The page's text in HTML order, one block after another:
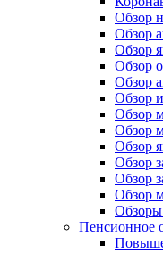
Обзор
Обзор
Обзор
Обзор
Обзор
Обзор
Обзор
Обзор
Обзор
Обзор
Обзор
Обзор
Обзоры
Пенсионное